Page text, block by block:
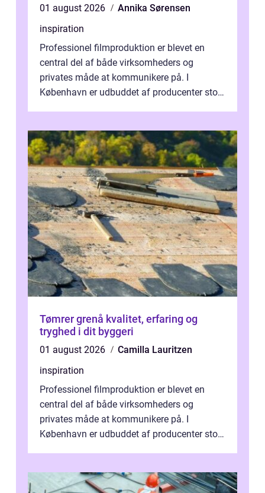
01 august 2026
Annika Sørensen
inspiration
Professionel filmproduktion er blevet en
central del af både virksomheders og
privates måde at kommunikere på. I
København er udbuddet af producenter stort,
Tømrer grenå kvalitet, erfaring og
tryghed i dit byggeri
01 august 2026
Camilla Lauritzen
inspiration
Professionel filmproduktion er blevet en
central del af både virksomheders og
privates måde at kommunikere på. I
København er udbuddet af producenter stort,